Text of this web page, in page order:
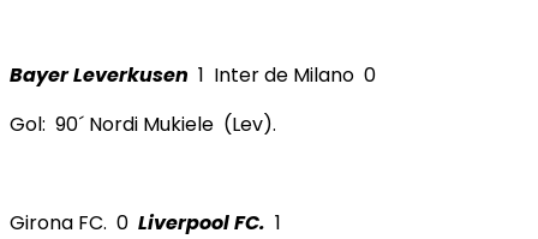
Bayer Leverkusen 1 Inter de Milano 0
Gol: 90´ Nordi Mukiele (Lev).
Girona FC. 0 Liverpool FC. 1